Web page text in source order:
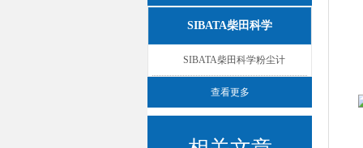
SIBATA柴田科学
SIBATA柴田科学粉尘计
查看更多